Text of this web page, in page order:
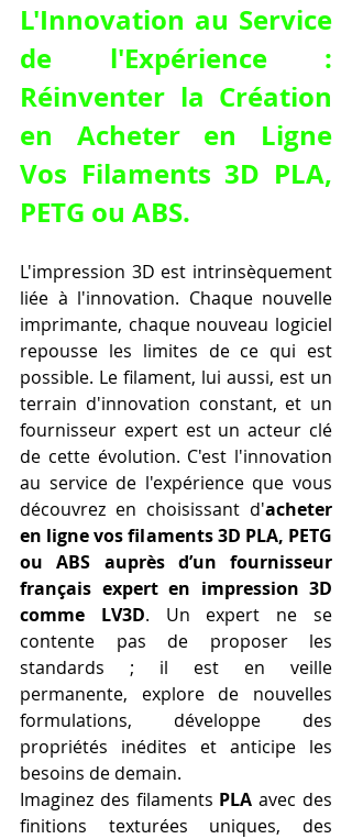
L'Innovation au Service
de l'Expérience :
Réinventer la Création
en Acheter en Ligne
Vos Filaments 3D PLA,
PETG ou ABS.
L'impression 3D est intrinsèquement
liée à l'innovation. Chaque nouvelle
imprimante, chaque nouveau logiciel
repousse les limites de ce qui est
possible. Le filament, lui aussi, est un
terrain d'innovation constant, et un
fournisseur expert est un acteur clé
de cette évolution. C'est l'innovation
au service de l'expérience que vous
découvrez en choisissant d'acheter
en ligne vos filaments 3D PLA, PETG
ou ABS auprès d’un fournisseur
français expert en impression 3D
comme LV3D. Un expert ne se
contente pas de proposer les
standards ; il est en veille
permanente, explore de nouvelles
formulations, développe des
propriétés inédites et anticipe les
besoins de demain.
Imaginez des filaments PLA avec des